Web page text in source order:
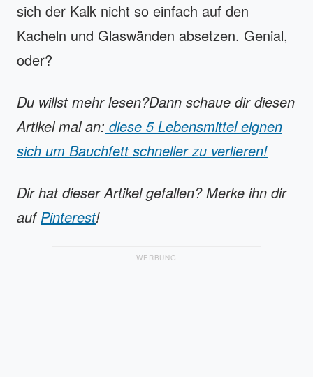
sich der Kalk nicht so einfach auf den
Kacheln und Glaswänden absetzen. Genial,
oder?
Du willst mehr lesen?Dann schaue dir diesen
Artikel mal an: diese 5 Lebensmittel eignen
sich um Bauchfett schneller zu verlieren!
Dir hat dieser Artikel gefallen? Merke ihn dir
aufPinterest!
WERBUNG